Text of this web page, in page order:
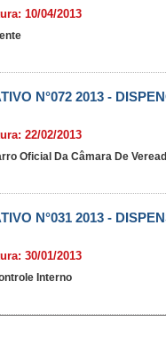
10/04/2013
N°072 2013 -
22/02/2013
Oficial Da Câmara De
N°031 2013 -
30/01/2013
Interno